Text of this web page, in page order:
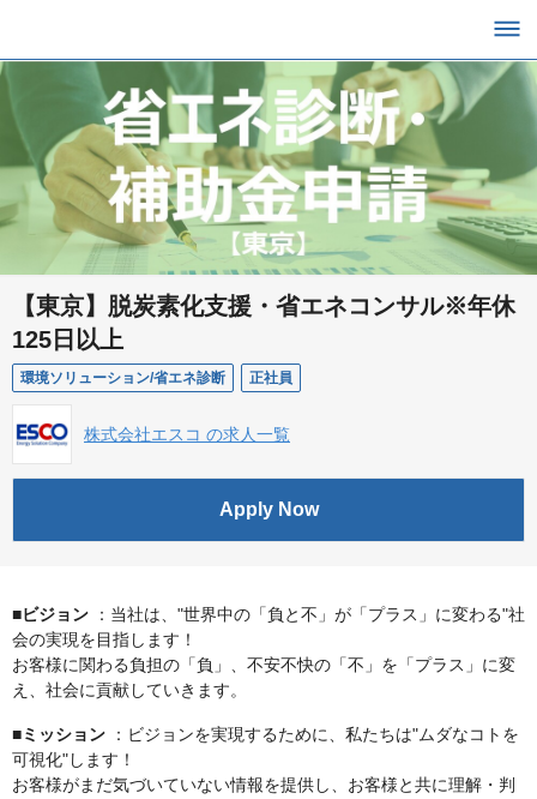
【東京】脱炭素化支援・省エネコンサル※年休
125日以上
環境ソリューション/省エネ診断 正社員
株式会社エスコ の求人一覧
Apply Now
■ビジョン ：当社は、"世界中の「負と不」が「プラス」に変わる"社
会の実現を目指します！
お客様に関わる負担の「負」、不安不快の「不」を「プラス」に変
え、社会に貢献していきます。
■ミッション ：ビジョンを実現するために、私たちは"ムダなコトを
可視化"します！
お客様がまだ気づいていない情報を提供し、お客様と共に理解・判